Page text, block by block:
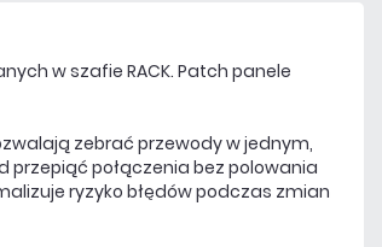
w szafie RACK. Patch panele
zebrać przewody w jednym,
połączenia bez polowania
ryzyko błędów podczas zmian